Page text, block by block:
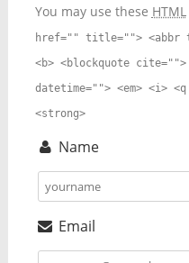
You may use these HTML
href="" title=""> <abbr
<b> <blockquote
datetime=""> <em> <i>
<strong>
Name
Email